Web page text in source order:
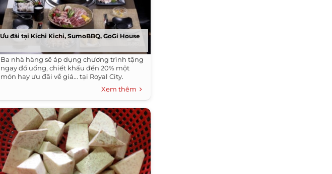
Ưu đãi tại Kichi Kichi, SumoBBQ, GoGi House
Ba nhà hàng sẽ áp dụng chương trình tặng
ngay đồ uống, chiết khấu đến 20% một
món hay ưu đãi về giá... tại Royal City.
Xem thêm